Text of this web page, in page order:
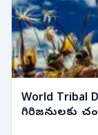
World Tribal
గిరిజనులకు